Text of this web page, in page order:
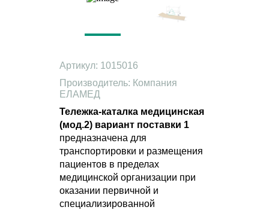
Артикул: 1015016
Производитель: Компания
ЕЛАМЕД
Тележка-каталка медицинская
(мод.2) вариант поставки 1
предназначена для
транспортировки и размещения
пациентов в пределах
медицинской организации при
оказании первичной и
специализированной